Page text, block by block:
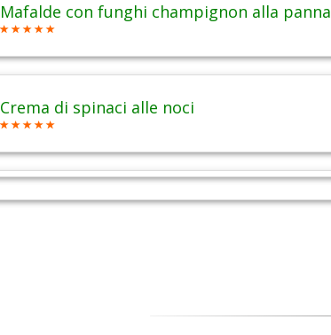
Mafalde con funghi champignon alla panna
Crema di spinaci alle noci